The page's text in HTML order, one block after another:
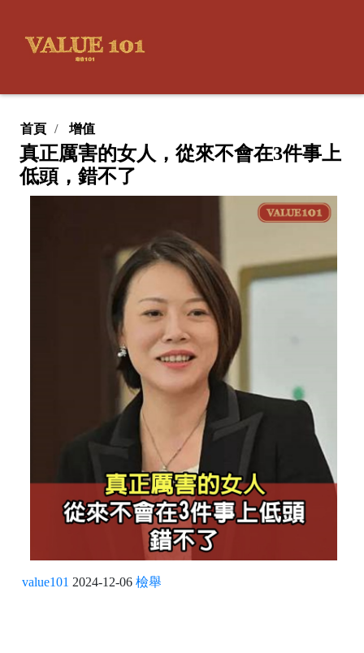
首頁 增值
真正厲害的女人，從來不會在3件事上
低頭，錯不了
value101 2024-12-06 檢舉